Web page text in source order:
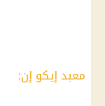
معبد إيكو إن: